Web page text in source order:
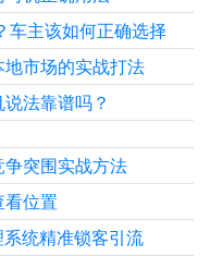
车主该如何正确选择
市场的实战打法
法靠谱吗？
突围实战方法
位置
统精准锁客引流